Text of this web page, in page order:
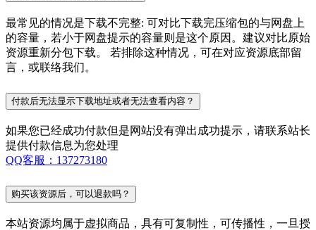
最常见的情况是下载不完整: 可对比下载完压缩包的与网盘上
的容量，若小于网盘提示的容量则是这个原因。建议对比原始
资源重新分包下载。 若排除这种情况，可在对应资源底部留
言，或联络我们。
付款后无法显示下载地址或者无法查看内容？
如果您已经成功付款但是网站没有弹出成功提示，请联系站长
提供付款信息为您处理
QQ客服：137273180
购买该资源后，可以退款吗？
本站资源均属于虚拟商品，具有可复制性，可传播性，一旦授